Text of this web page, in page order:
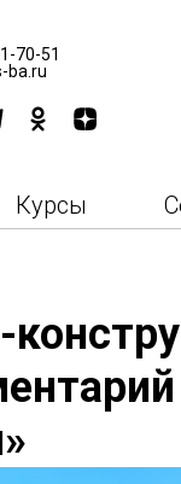
70-51
ba.ru
Курсы